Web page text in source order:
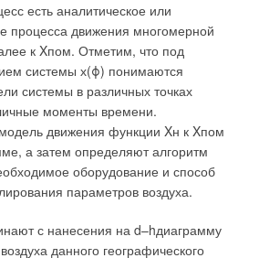
есть аналитическое или
процесса движения многомерной
к Xпом. Отметим, что под
системы х(ϕ) понимаются
системы в различных точках
моменты времени.
движения функции Xн к Xпом
а затем определяют алгоритм
оборудование и способ
параметров воздуха.
с нанесения на d–hдиаграмму
данного географического